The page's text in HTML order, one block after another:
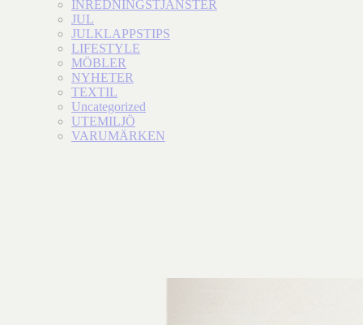
INREDNINGSTJÄNSTER
JUL
JULKLAPPSTIPS
LIFESTYLE
MÖBLER
NYHETER
TEXTIL
Uncategorized
UTEMILJÖ
VARUMÄRKEN